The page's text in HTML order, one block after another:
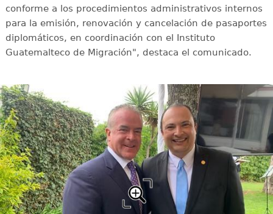
conforme a los procedimientos administrativos internos
para la emisión, renovación y cancelación de pasaportes
diplomáticos, en coordinación con el Instituto
Guatemalteco de Migración", destaca el comunicado.